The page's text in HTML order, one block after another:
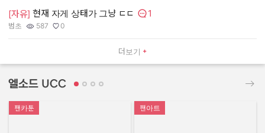
더보기
[자유] 현재 자게 상태가 그냥 ㄷㄷ 댓글수:
1
작성자:
범초
조회수:
587
추천수:
0
엘소드 UCC
팬카툰 팬아트